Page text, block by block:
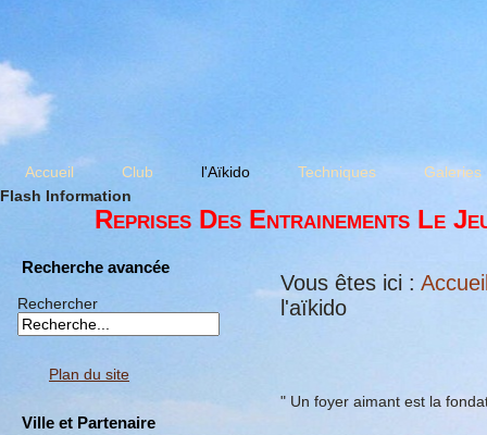
Accueil Club l'Aïkido Techniques
Galeries
Flash Information
Reprises Des Entrainements Le
Recherche avancée
Rechercher
Plan du site
Ville et Partenaire
Vous êtes ici :
l'aïkido
" Un foyer aimant est la